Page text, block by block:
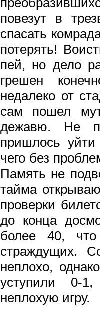
повезут в
спасать
потерять!
пей, но дело
грешен
недалеко от
сам пошел
дежавю. Не
пришлось
чего без
Память не
тайма
проверки
до конца
более 40, что
страждущих.
неплохо,
уступили 0-
неплохую игру.